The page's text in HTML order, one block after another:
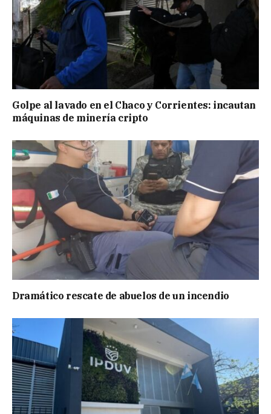
Golpe al lavado en el Chaco y Corrientes: incautan
máquinas de minería cripto
Dramático rescate de abuelos de un incendio